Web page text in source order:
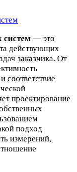
систем — это
действующих
заказчика. От
соответствие
проектирование
подход
измерений,